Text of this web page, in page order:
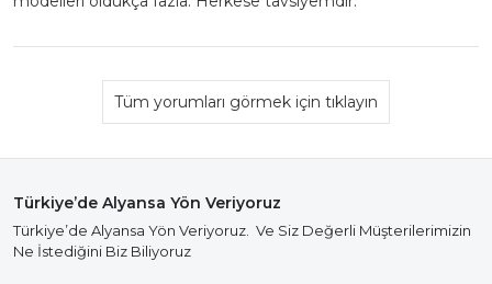
Tüm yorumları görmek için tıklayın
Türkiye’de Alyansa Yön Veriyoruz
Türkiye’de Alyansa Yön Veriyoruz. Ve Siz Değerli Müşterilerimizin
Ne İstediğini Biz Biliyoruz